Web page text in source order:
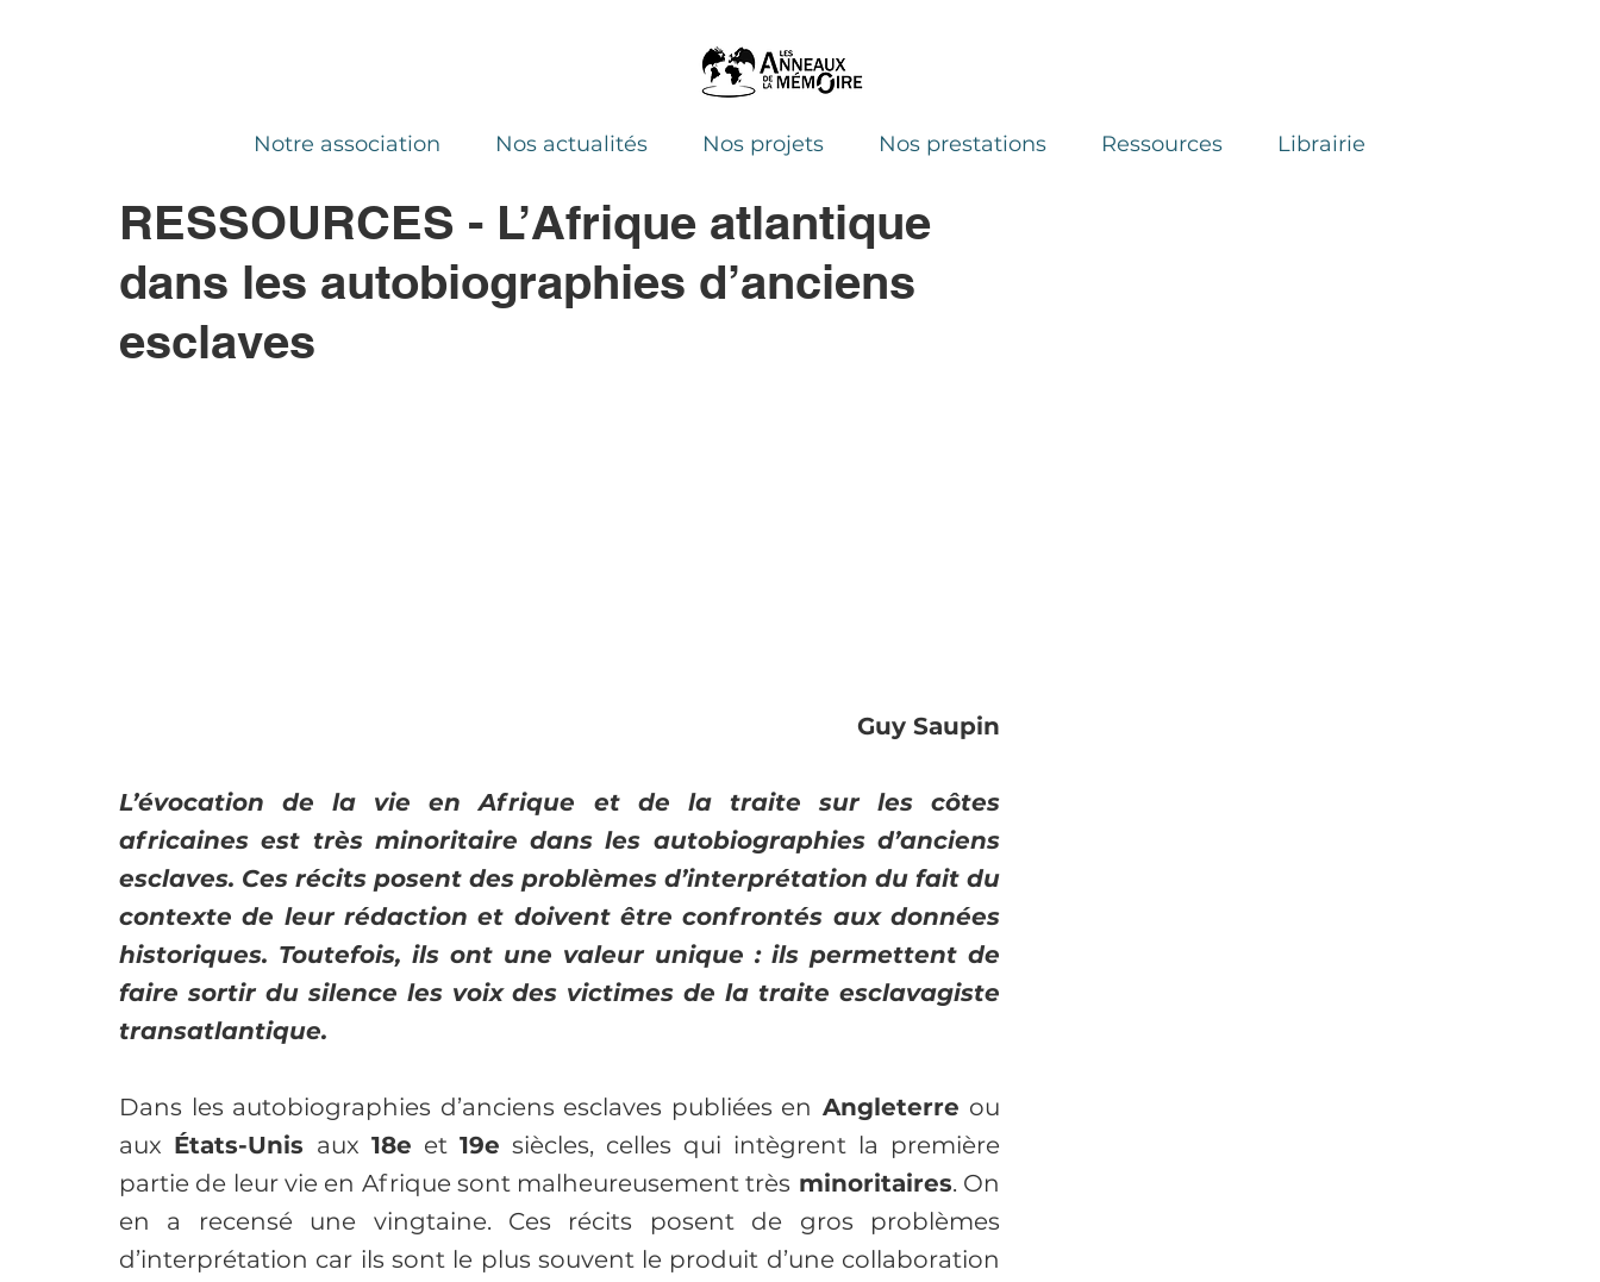
Notre association Nos actualités Nos projets Nos prestations Ressources Librairie
RESSOURCES - L’Afrique atlantique
dans les autobiographies d’anciens
esclaves
Guy Saupin
L’évocation de la vie en Afrique et de la traite sur les côtes
africaines est très minoritaire dans les autobiographies d’anciens
esclaves. Ces récits posent des problèmes d’interprétation du fait du
contexte de leur rédaction et doivent être confrontés aux données
historiques. Toutefois, ils ont une valeur unique : ils permettent de
faire sortir du silence les voix des victimes de la traite esclavagiste
transatlantique.
Dans les autobiographies d’anciens esclaves publiées en Angleterre ou
aux États-Unis aux 18e et 19e siècles, celles qui intègrent la première
partie de leur vie en Afrique sont malheureusement très minoritaires. On
en a recensé une vingtaine. Ces récits posent de gros problèmes
d’interprétation car ils sont le plus souvent le produit d’une collaboration